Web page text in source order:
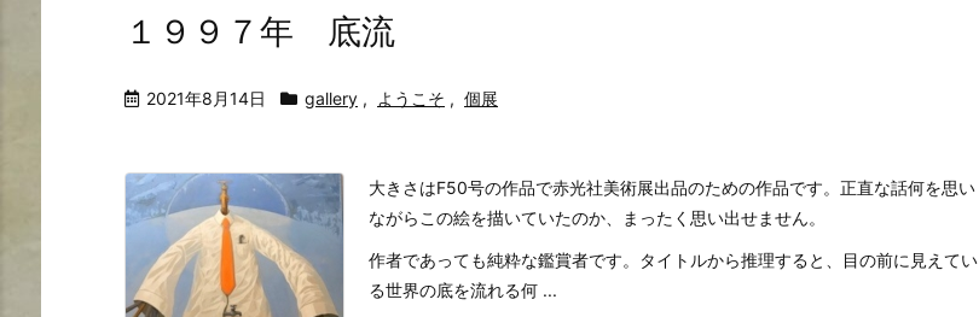
１９９７年 底流
2021年8月14日 gallery , ようこそ , 個展
大きさはF50号の作品で赤光社美術展出品のための作品です。正直な話何を思い
ながらこの絵を描いていたのか、まったく思い出せません。
作者であっても純粋な鑑賞者です。タイトルから推理すると、目の前に見えてい
る世界の底を流れる何 ...